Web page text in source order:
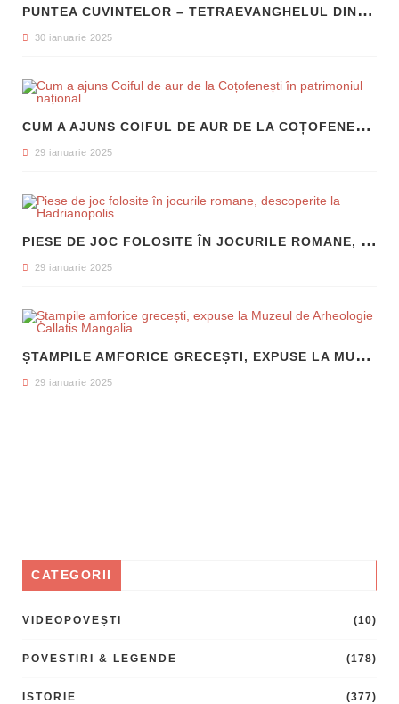
P
UNTEA CUVINTELOR – TETRAEVANGHELUL DIN 1561 ȘI NAȘTEREA LIMBII ROMÂNE LITERARE
30 ianuarie 2025
C
UM A AJUNS COIFUL DE AUR DE LA COȚOFENEȘTI ÎN PATRIMONIUL NAȚIONAL
29 ianuarie 2025
P
IESE DE JOC FOLOSITE ÎN JOCURILE ROMANE, DESCOPERITE LA HADRIANOPOLIS
29 ianuarie 2025
Ș
TAMPILE AMFORICE GRECEȘTI, EXPUSE LA MUZEUL DE ARHEOLOGIE CALLATIS MANGALIA
29 ianuarie 2025
CATEGORII
VIDEOPOVEȘTI (10)
POVESTIRI & LEGENDE (178)
ISTORIE (377)